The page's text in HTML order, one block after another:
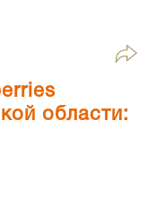
области: